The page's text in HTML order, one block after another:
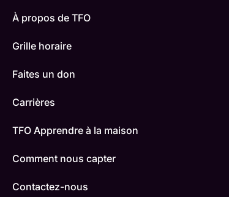
À propos de TFO
Grille horaire
Faites un don
Carrières
TFO Apprendre à la maison
Comment nous capter
Contactez-nous